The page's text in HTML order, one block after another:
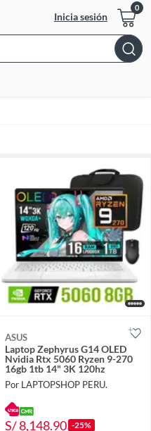
Inicia sesión
Bar
ASUS
Laptop Zephyrus G14 OLED
Nvidia Rtx 5060 Ryzen 9-270
16gb 1tb 14" 3K 120hz
Por LAPTOPSHOP PERU.
S/ 8,148.90 -25%